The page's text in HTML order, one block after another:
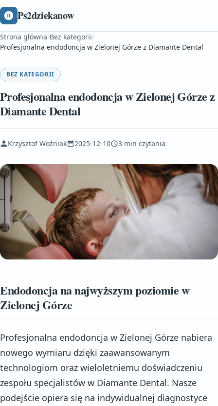
Ps2dziekanow
Strona główna/Bez kategorii/
Profesjonalna endodoncja w Zielonej Górze z Diamante Dental
BEZ KATEGORII
Profesjonalna endodoncja w Zielonej Górze z
Diamante Dental
Krzysztof Woźniak 2025-12-10 3 min czytania
Endodoncja na najwyższym poziomie w
Zielonej Górze
Profesjonalna endodoncja w Zielonej Górze nabiera
nowego wymiaru dzięki zaawansowanym
technologiom oraz wieloletniemu doświadczeniu
zespołu specjalistów w Diamante Dental. Nasze
podejście opiera się na indywidualnej diagnostyce